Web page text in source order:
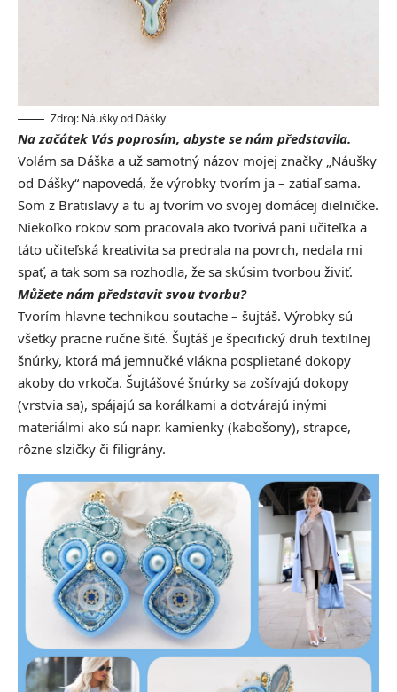
Zdroj: Náušky od Dášky
Na začátek Vás poprosím, abyste se nám představila.
Volám sa Dáška a už samotný názov mojej značky „Náušky
od Dášky“ napovedá, že výrobky tvorím ja – zatiaľ sama.
Som z Bratislavy a tu aj tvorím vo svojej domácej dielničke.
Niekoľko rokov som pracovala ako tvorivá pani učiteľka a
táto učiteľská kreativita sa predrala na povrch, nedala mi
spať, a tak som sa rozhodla, že sa skúsim tvorbou živiť.
Můžete nám představit svou tvorbu?
Tvorím hlavne technikou soutache – šujtáš. Výrobky sú
všetky pracne ručne šité. Šujtáš je špecifický druh textilnej
šnúrky, ktorá má jemnučké vlákna posplietané dokopy
akoby do vrkoča. Šujtášové šnúrky sa zošívajú dokopy
(vrstvia sa), spájajú sa korálkami a dotvárajú inými
materiálmi ako sú napr. kamienky (kabošony), strapce,
rôzne slzičky či filigrány.